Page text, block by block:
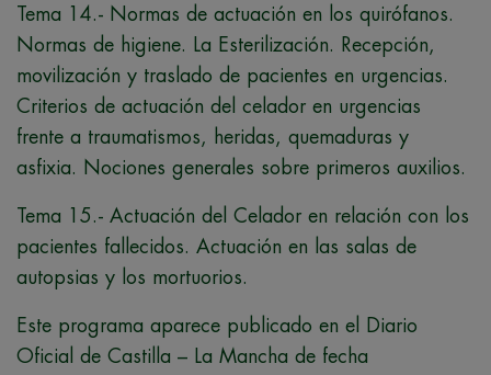
Tema 14.- Normas de actuación en los quirófanos.
Normas de higiene. La Esterilización. Recepción,
movilización y traslado de pacientes en urgencias.
Criterios de actuación del celador en urgencias
frente a traumatismos, heridas, quemaduras y
asfixia. Nociones generales sobre primeros auxilios.
Tema 15.- Actuación del Celador en relación con los
pacientes fallecidos. Actuación en las salas de
autopsias y los mortuorios.
Este programa aparece publicado en el Diario
Oficial de Castilla – La Mancha de fecha